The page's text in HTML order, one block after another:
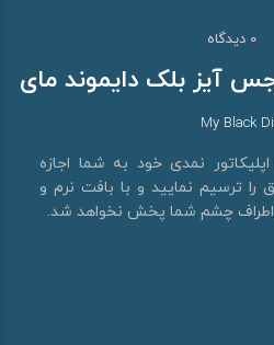
0 دیدگاه
آیز بلک دایموند مای
My Black
نمدی خود به شما اجازه
ترسیم نمایید و با بافت نرم و
اطراف چشم شما پخش نخواهد شد.